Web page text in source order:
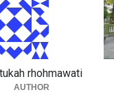
rhohmawati
AUTHOR